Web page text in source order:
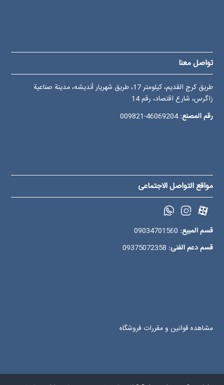
تواصل معنا
طريق كرج القديم، کيلومتر 17، طريق شهريار أنديشه، مدينة صناعية
زاگرس، شارع اقتصاد، رقم 14
رقم المصنع:46069204-009821
مواقع التواصل الاجتماعی
قسم المبیع:
قسم دعم الفنی:
مشاهده قوانین و مقررات فروشگاه